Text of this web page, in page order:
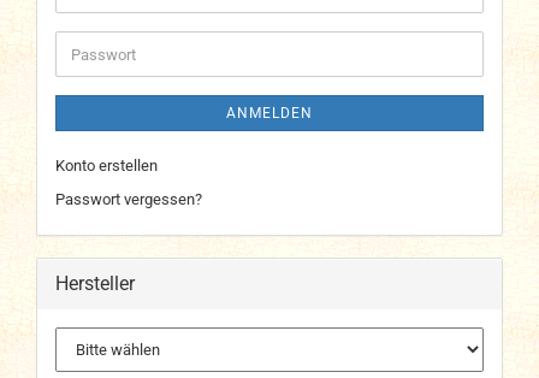
Mail-
Adresse
Passwort
ANMELDEN
Konto erstellen
Passwort vergessen?
Hersteller